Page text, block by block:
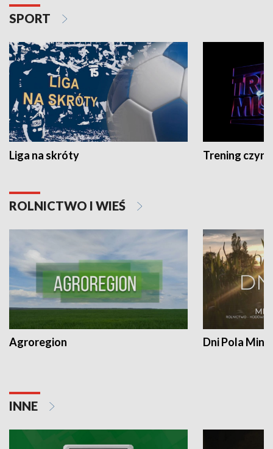
SPORT
Liga na skróty Trening czyni
ROLNICTWO I WIEŚ
Agroregion Dni Pola
INNE